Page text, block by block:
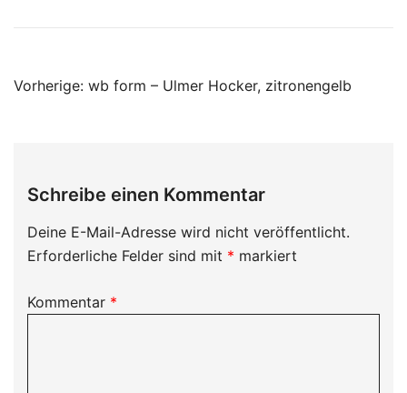
Beitragsnavigation
Vorherige: wb form – Ulmer Hocker, zitronengelb
Schreibe einen Kommentar
Deine E-Mail-Adresse wird nicht veröffentlicht.
Erforderliche Felder sind mit * markiert
Kommentar *